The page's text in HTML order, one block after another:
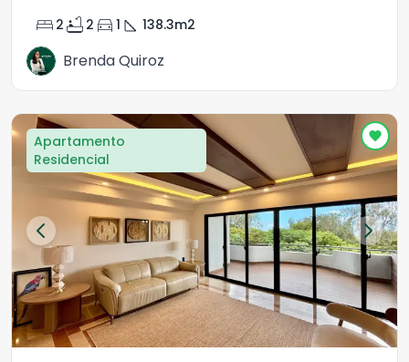
bed 2 bathtub 2 directions_car 1 square_foot 138.3m2
Brenda Quiroz
Apartamento
Residencial